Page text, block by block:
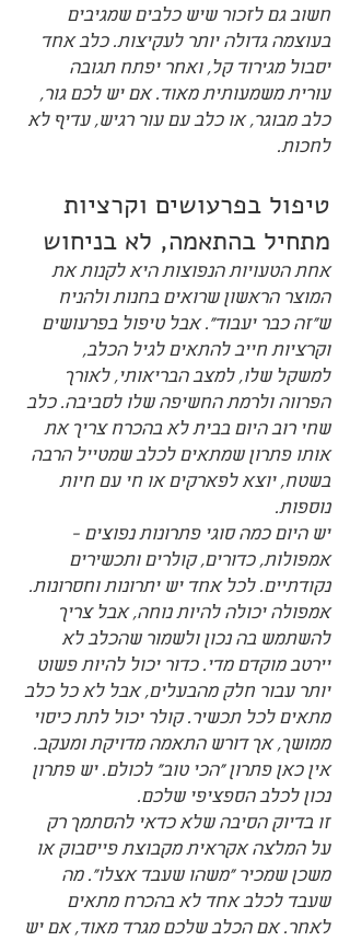
חשוב גם לזכור שיש כלבים שמגיבים
בעוצמה גדולה יותר לעקיצות. כלב אחד
יסבול מגירוד קל, ואחר יפתח תגובה
עורית משמעותית מאוד. אם יש לכם גור,
כלב מבוגר, או כלב עם עור רגיש, עדיף לא
לחכות.
טיפול בפרעושים וקרציות
מתחיל בהתאמה, לא בניחוש
אחת הטעויות הנפוצות היא לקנות את
המוצר הראשון שרואים בחנות ולהניח
ש"זה כבר יעבוד". אבל טיפול בפרעושים
וקרציות חייב להתאים לגיל הכלב,
למשקל שלו, למצב הבריאותי, לאורך
הפרווה ולרמת החשיפה שלו לסביבה. כלב
שחי רוב היום בבית לא בהכרח צריך את
אותו פתרון שמתאים לכלב שמטייל הרבה
בשטח, יוצא לפארקים או חי עם חיות
נוספות.
יש היום כמה סוגי פתרונות נפוצים -
אמפולות, כדורים, קולרים ותכשירים
נקודתיים. לכל אחד יש יתרונות וחסרונות.
אמפולה יכולה להיות נוחה, אבל צריך
להשתמש בה נכון ולשמור שהכלב לא
יירטב מוקדם מדי. כדור יכול להיות פשוט
יותר עבור חלק מהבעלים, אבל לא כל כלב
מתאים לכל תכשיר. קולר יכול לתת כיסוי
ממושך, אך דורש התאמה מדויקת ומעקב.
אין כאן פתרון "הכי טוב" לכולם. יש פתרון
נכון לכלב הספציפי שלכם.
זו בדיוק הסיבה שלא כדאי להסתמך רק
על המלצה אקראית מקבוצת פייסבוק או
משכן שמכיר "משהו שעבד אצלו". מה
שעבד לכלב אחד לא בהכרח מתאים
לאחר. אם הכלב שלכם מגרד מאוד, אם יש